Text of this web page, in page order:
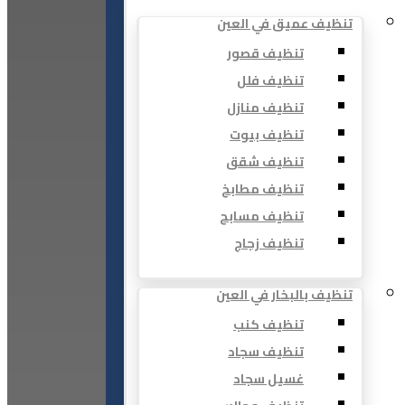
تنظيف عميق في العين
تنظيف قصور
تنظيف فلل
تنظيف منازل
تنظيف بيوت
تنظيف شقق
تنظيف مطابخ
تنظيف مسابح
تنظيف زجاج
تنظيف بالبخار في العين
تنظيف كنب
تنظيف سجاد
غسيل سجاد